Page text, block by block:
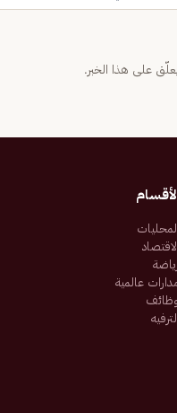
على هذا الخبر.
عالمية